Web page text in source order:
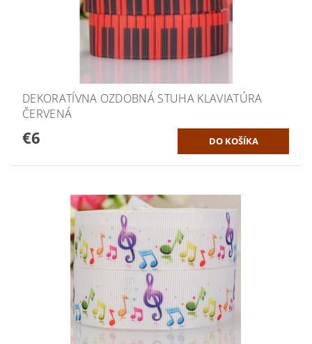
DEKORATÍVNA OZDOBNÁ STUHA KLAVIATÚRA
ČERVENÁ
€6